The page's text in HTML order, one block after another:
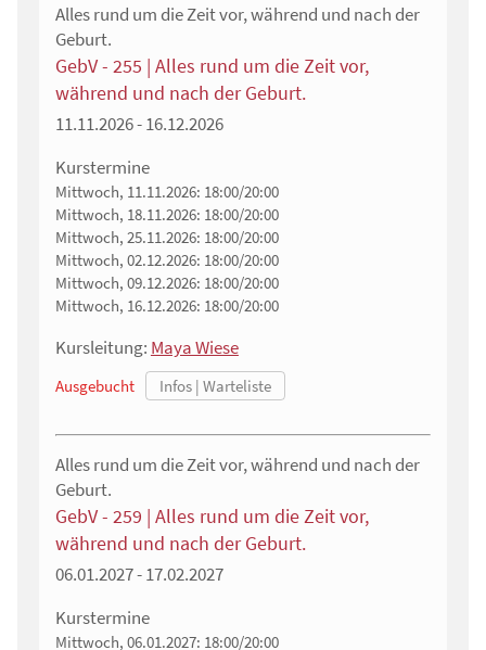
Alles rund um die Zeit vor, während und nach der
Geburt.
GebV - 255 | Alles rund um die Zeit vor,
während und nach der Geburt.
11.11.2026 - 16.12.2026
Kurstermine
Mittwoch, 11.11.2026: 18:00/20:00
Mittwoch, 18.11.2026: 18:00/20:00
Mittwoch, 25.11.2026: 18:00/20:00
Mittwoch, 02.12.2026: 18:00/20:00
Mittwoch, 09.12.2026: 18:00/20:00
Mittwoch, 16.12.2026: 18:00/20:00
Kursleitung: Maya Wiese
Ausgebucht
Alles rund um die Zeit vor, während und nach der
Geburt.
GebV - 259 | Alles rund um die Zeit vor,
während und nach der Geburt.
06.01.2027 - 17.02.2027
Kurstermine
Mittwoch, 06.01.2027: 18:00/20:00